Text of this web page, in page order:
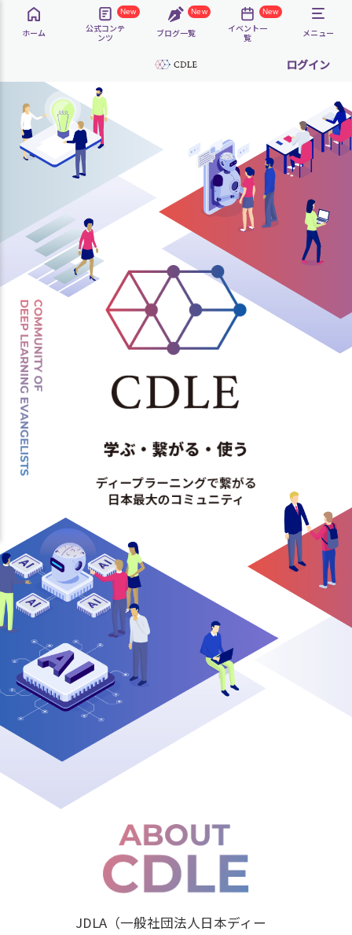
ホーム
New
公式コンテ
ンツ
New
ブログ一覧
New
イベント一
覧
メニュー
ログイン
JDLA（一般社団法人日本ディー